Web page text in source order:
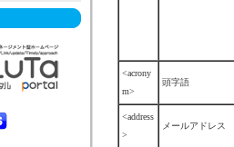
<acrony
m>
頭字語
<address
>
メールアドレス